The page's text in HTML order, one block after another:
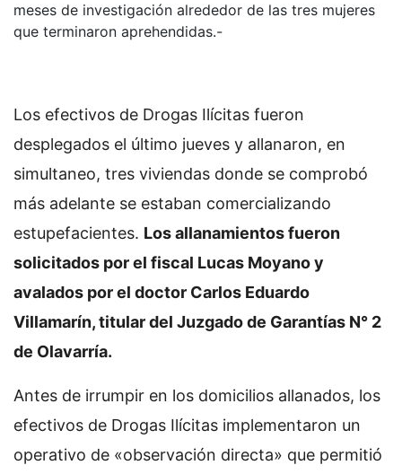
meses de investigación alrededor de las tres mujeres
que terminaron aprehendidas.-
Los efectivos de Drogas Ilícitas fueron
desplegados el último jueves y allanaron, en
simultaneo, tres viviendas donde se comprobó
más adelante se estaban comercializando
estupefacientes. Los allanamientos fueron
solicitados por el fiscal Lucas Moyano y
avalados por el doctor Carlos Eduardo
Villamarín, titular del Juzgado de Garantías N° 2
de Olavarría.
Antes de irrumpir en los domicilios allanados, los
efectivos de Drogas Ilícitas implementaron un
operativo de «observación directa» que permitió